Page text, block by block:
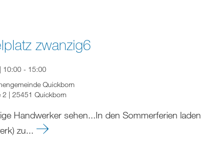
zwanzig6
10:00 - 15:00
Quickborn
2 | 25451 Quickborn
Handwerker sehen...In den Sommerferien
zu...